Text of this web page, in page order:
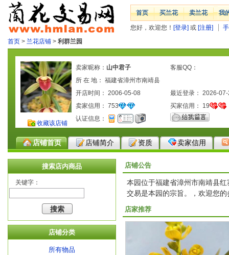
首页 买兰花 卖兰花 我
您好，欢迎您！ [登录] 或 [注册]
首页 > 兰花店铺 > 利群兰园
收藏该店铺
卖家昵称： 山中君子
客服QQ：
所 在 地： 福建省漳州市南靖县
开店时间： 2006-05-08
最近登录： 2026-
卖家信用： 753 买家信用： 19
认证信息：
店铺首页 店铺简介 资质 卖家信用
搜索店内商品
关键字：
店铺分类
所有物品
店铺公告
本园位于福建省漳州市南靖县
交易是本园的宗旨。，欢迎您
店家推荐